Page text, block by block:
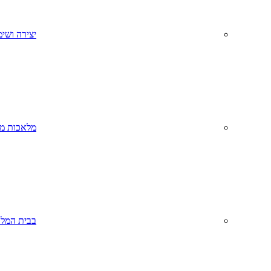
יצירה
מלאכות
בבית